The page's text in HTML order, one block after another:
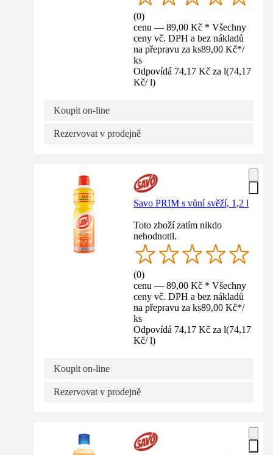
(0)
cenu — 89,00 Kč * Všechny
ceny vč. DPH a bez nákladů
na přepravu za ks89,00 Kč*/
ks
Odpovídá 74,17 Kč za l(74,17
Kč/ l)
Koupit on-line
Rezervovat v prodejně
Savo PRIM s vůní svěží, 1,2 l
Toto zboží zatím nikdo
nehodnotil.
(0)
cenu — 89,00 Kč * Všechny
ceny vč. DPH a bez nákladů
na přepravu za ks89,00 Kč*/
ks
Odpovídá 74,17 Kč za l(74,17
Kč/ l)
Koupit on-line
Rezervovat v prodejně